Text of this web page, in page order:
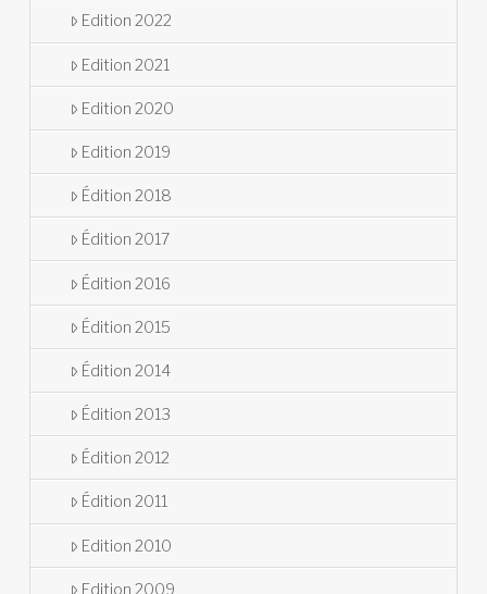
Edition 2022
Edition 2021
Edition 2020
Edition 2019
Édition 2018
Édition 2017
Édition 2016
Édition 2015
Édition 2014
Édition 2013
Édition 2012
Édition 2011
Edition 2010
Edition 2009